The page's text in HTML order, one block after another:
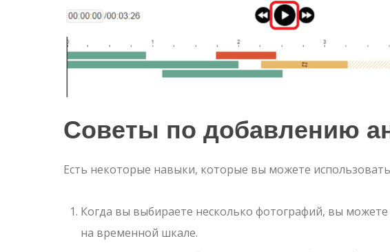
Советы по добавлению
Есть некоторые навыки, которые вы можете
Когда вы выбираете несколько фотографий, вы
на временной шкале.